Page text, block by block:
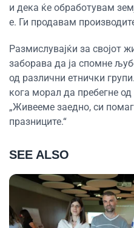
и дека ќе обработувам
е. Ги продавам
Размислувајќи за својот
заборава да ја спомне
од различни етнички
кога морал да пребегне
„Живееме заедно, си
празниците.“
SEE ALSO